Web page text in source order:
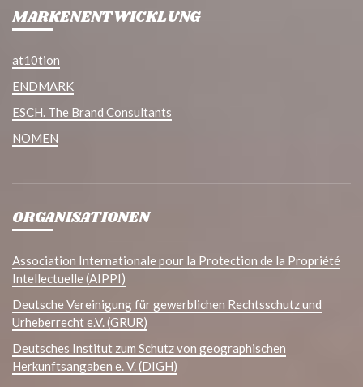
MARKENENTWICKLUNG
at10tion
ENDMARK
ESCH. The Brand Consultants
NOMEN
ORGANISATIONEN
Association Internationale pour la Protection de la Propriété
Intellectuelle (AIPPI)
Deutsche Vereinigung für gewerblichen Rechtsschutz und
Urheberrecht e.V. (GRUR)
Deutsches Institut zum Schutz von geographischen
Herkunftsangaben e. V. (DIGH)